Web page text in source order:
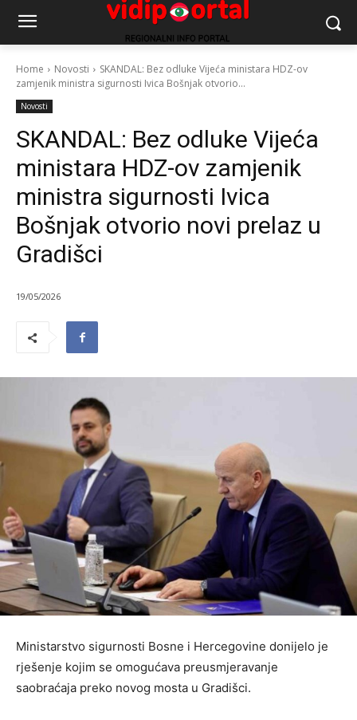
Home Novosti
SKANDAL: Bez odluke Vijeća ministara HDZ-ov
zamjenik ministra sigurnosti Ivica Bošnjak otvorio...
Novosti
SKANDAL: Bez odluke Vijeća
ministara HDZ-ov zamjenik
ministra sigurnosti Ivica
Bošnjak otvorio novi prelaz u
Gradišci
19/05/2026
Ministarstvo sigurnosti Bosne i Hercegovine donijelo je
rješenje kojim se omogućava preusmjeravanje
saobraćaja preko novog mosta u Gradišci.